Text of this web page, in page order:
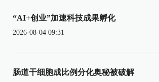
“AI+创业”加速科技成果孵化
2026-08-04 09:31
肠道干细胞成比例分化奥秘被破解